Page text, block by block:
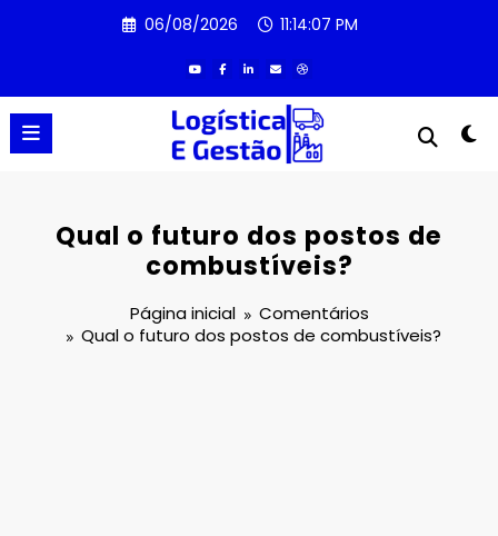
06/08/2026 11:14:07 PM
Qual o futuro dos postos de
combustíveis?
Página inicial
Comentários
Qual o futuro dos postos de combustíveis?